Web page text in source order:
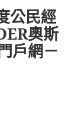
公民經
奧斯
戶網－